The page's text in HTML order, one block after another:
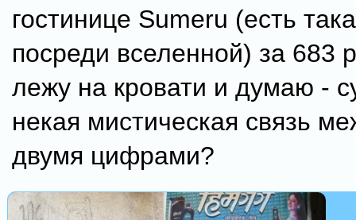
гостинице Sumeru (есть
посреди вселенной) за 683
лежу на кровати и думаю -
некая мистическая связь
двумя цифрами?